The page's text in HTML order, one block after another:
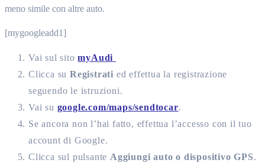
meno simile con altre auto.
[mygoogleadd1]
Vai sul sitomyAudi
Clicca su Registrati ed effettua la registrazione
seguendo le istruzioni.
Vai su google.com/maps/sendtocar.
Se ancora non l’hai fatto, effettua l’accesso con il tuo
account di Google.
Clicca sul pulsante Aggiungi auto o dispositivo GPS.